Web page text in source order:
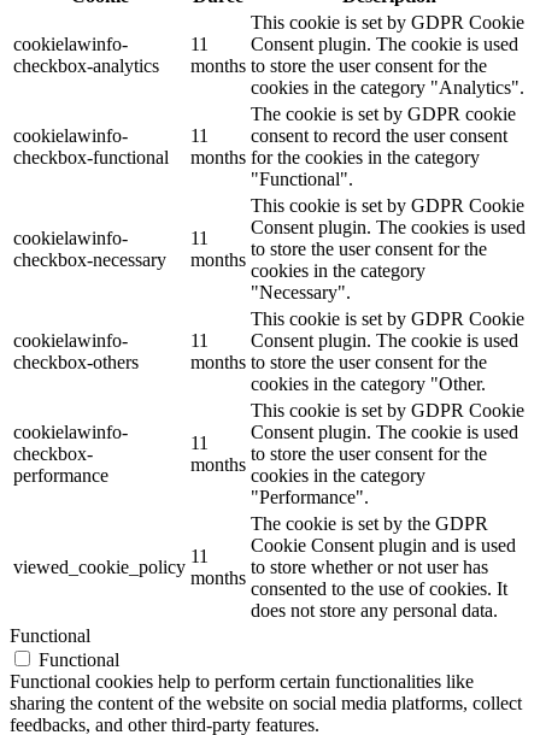
cookielawinfo-
checkbox-analytics
11
months
This cookie is set by GDPR Cookie
Consent plugin. The cookie is used
to store the user consent for the
cookies in the category "Analytics".
cookielawinfo-
checkbox-functional
11
months
The cookie is set by GDPR cookie
consent to record the user consent
for the cookies in the category
"Functional".
cookielawinfo-
checkbox-necessary
11
months
This cookie is set by GDPR Cookie
Consent plugin. The cookies is used
to store the user consent for the
cookies in the category
"Necessary".
cookielawinfo-
checkbox-others
11
months
This cookie is set by GDPR Cookie
Consent plugin. The cookie is used
to store the user consent for the
cookies in the category "Other.
cookielawinfo-
checkbox-
performance
11
months
This cookie is set by GDPR Cookie
Consent plugin. The cookie is used
to store the user consent for the
cookies in the category
"Performance".
viewed_cookie_policy
11
months
The cookie is set by the GDPR
Cookie Consent plugin and is used
to store whether or not user has
consented to the use of cookies. It
does not store any personal data.
Functional
Functional
Functional cookies help to perform certain functionalities like
sharing the content of the website on social media platforms, collect
feedbacks, and other third-party features.